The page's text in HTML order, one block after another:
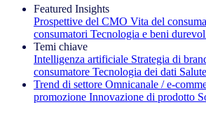
Featured Insights
Prospettive del CMO Vita del
consumatori Tecnologia e beni
Temi chiave
Intelligenza artificiale Strategia di
consumatore Tecnologia dei dati
Trend di settore Omnicanale /
promozione Innovazione di prodotto